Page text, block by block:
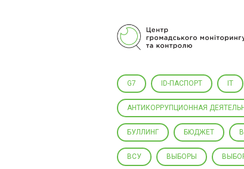
G7 ID-ПАСПОРТ IT
АНТИКОРРУПЦИОННАЯ
БУЛЛИНГ БЮДЖЕТ
ВСУ ВЫБОРЫ